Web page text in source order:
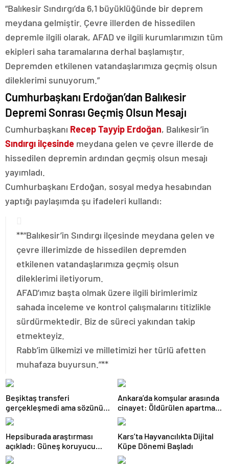
“Balıkesir Sındırgı’da 6,1 büyüklüğünde bir deprem
meydana gelmiştir. Çevre illerden de hissedilen
depremle ilgili olarak, AFAD ve ilgili kurumlarımızın tüm
ekipleri saha taramalarına derhal başlamıştır.
Depremden etkilenen vatandaşlarımıza geçmiş olsun
dileklerimi sunuyorum.”
Cumhurbaşkanı Erdoğan’dan Balıkesir
Depremi Sonrası Geçmiş Olsun Mesajı
Cumhurbaşkanı Recep Tayyip Erdoğan, Balıkesir’in
Sındırgı ilçesinde meydana gelen ve çevre illerde de
hissedilen depremin ardından geçmiş olsun mesajı
yayımladı.
Cumhurbaşkanı Erdoğan, sosyal medya hesabından
yaptığı paylaşımda şu ifadeleri kullandı:
**“Balıkesir’in Sındırgı ilçesinde meydana gelen ve
çevre illerimizde de hissedilen depremden
etkilenen vatandaşlarımıza geçmiş olsun
dileklerimi iletiyorum.
AFAD’ımız başta olmak üzere ilgili birimlerimiz
sahada inceleme ve kontrol çalışmalarını titizlikle
sürdürmektedir. Biz de süreci yakından takip
etmekteyiz.
Rabb’im ülkemizi ve milletimizi her türlü afetten
muhafaza buyursun.”**
Beşiktaş transferi
gerçekleşmedi ama sözünü
tuttu: 500 kilo karpuz dağıttı
Ankara’da komşular arasında
cinayet: Öldürülen apartman
yöneticisi son yolculuğuna
uğurlandı
Hepsiburada araştırması
açıkladı: Güneş koruyucu
satışları yüzde 50 arttı
Kars’ta Hayvancılıkta Dijital
Küpe Dönemi Başladı